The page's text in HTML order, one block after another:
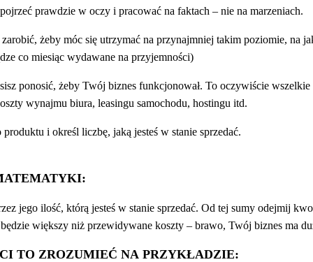
prawdzie w oczy i pracować na faktach – nie na marzeniach.
żeby móc się utrzymać na przynajmniej takim poziomie, na
co miesiąc wydawane na przyjemności)
ponosić, żeby Twój biznes funkcjonował. To oczywiście
wynajmu biura, leasingu samochodu, hostingu itd.
i określ liczbę, jaką jesteś w stanie sprzedać.
jego ilość, którą jesteś w stanie sprzedać. Od tej sumy odejmij
większy niż przewidywane koszty – brawo, Twój biznes ma
TO ZROZUMIEĆ NA PRZYKŁADZIE: